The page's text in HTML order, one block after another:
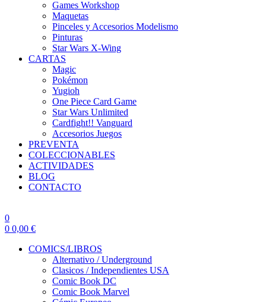
Games Workshop
Maquetas
Pinceles y Accesorios Modelismo
Pinturas
Star Wars X-Wing
CARTAS
Magic
Pokémon
Yugioh
One Piece Card Game
Star Wars Unlimited
Cardfight!! Vanguard
Accesorios Juegos
PREVENTA
COLECCIONABLES
ACTIVIDADES
BLOG
CONTACTO
0
0 0,00 €
COMICS/LIBROS
Alternativo / Underground
Clasicos / Independientes USA
Comic Book DC
Comic Book Marvel